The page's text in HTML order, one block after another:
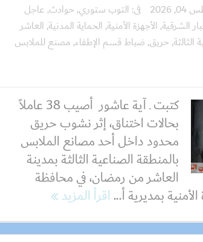
فى: التوب ستوري, حوادث, عاجل
الشرقية, الأجهزة الأمنية, الحماية المدنية, العاشر
, حريق, ضباط قسم الإطفاء, مصنع للملابس
كتبت ـ آية عاشور أصيب 38 عاملاً
بحالات اختناق، إثر نشوب حريق
محدود داخل أحد مصانع الملابس
بالمنطقة الصناعية الثالثة بمدينة
العاشر من رمضان، في محافظة
بمديرية أ...اقرأ المزيد